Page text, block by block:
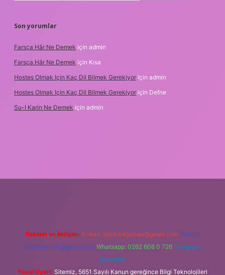
Son yorumlar
Farsça Hâr Ne Demek için admin
Farsça Hâr Ne Demek için Kısa
Hostes Olmak Için Kaç Dil Bilmek Gerekiyor için admin
Hostes Olmak Için Kaç Dil Bilmek Gerekiyor için Defne
Su-I Karin Ne Demek için admin
Reklam ve İletişim: E-mail: backlinkpaneli@gmail.com Teams:
forumhizmeti@gmail.com Whatsapp: 0262 606 0 726 Telegram:
@karabul
Yasal Uyarı: Sitemiz, 5651 Sayılı Kanun gereğince Bilgi Teknolojileri